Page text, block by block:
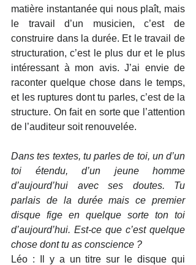
matière instantanée qui nous plaît, mais
le travail d’un musicien, c’est de
construire dans la durée. Et le travail de
structuration, c’est le plus dur et le plus
intéressant à mon avis. J’ai envie de
raconter quelque chose dans le temps,
et les ruptures dont tu parles, c’est de la
structure. On fait en sorte que l’attention
de l’auditeur soit renouvelée.
Dans tes textes, tu parles de toi, un d’un
toi étendu, d’un jeune homme
d’aujourd’hui avec ses doutes. Tu
parlais de la durée mais ce premier
disque fige en quelque sorte ton toi
d’aujourd’hui. Est-ce que c’est quelque
chose dont tu as conscience ?
Léo : Il y a un titre sur le disque qui